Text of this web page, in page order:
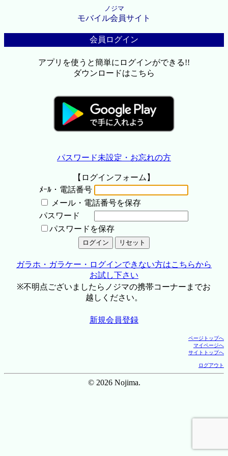
ノジマ
モバイル会員サイト
会員ログイン
アプリを使うと簡単にログインができる!!
ダウンロードはこちら
パスワード未設定・お忘れの方
【ログインフォーム】
ﾒｰﾙ・電話番号
メール・電話番号を保存
パスワード
パスワードを保存
ガラホ・ガラケー・ログインできない方はこちらから
お試し下さい
※不明点ございましたらノジマの携帯コーナーまでお
越しください。
新規会員登録
ページトップへ
マイページへ
サイトトップへ
ログアウト
© 2026 Nojima.